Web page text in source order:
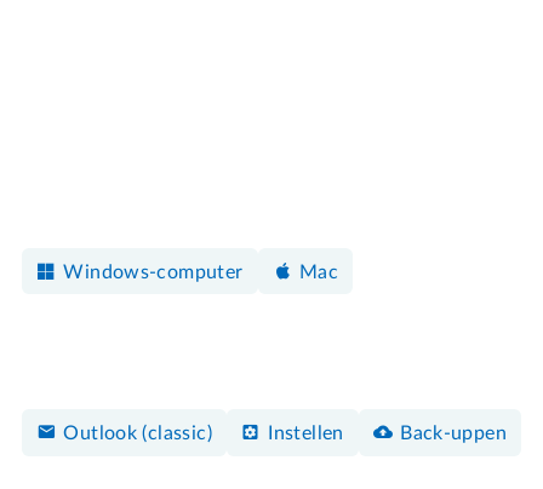
Windows-computer Mac
Outlook (classic) Instellen Back-uppen